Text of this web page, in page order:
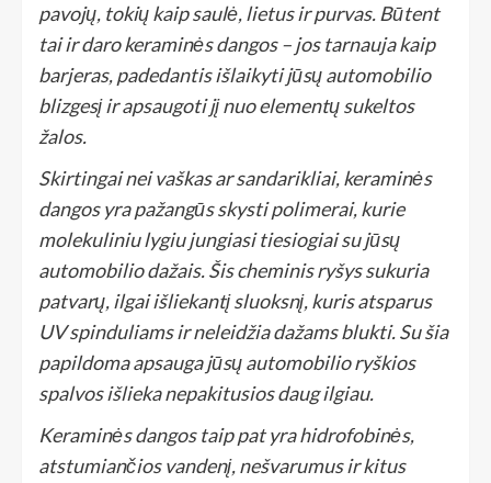
pavojų, tokių kaip saulė, lietus ir purvas. Būtent
tai ir daro keraminės dangos – jos tarnauja kaip
barjeras, padedantis išlaikyti jūsų automobilio
blizgesį ir apsaugoti jį nuo elementų sukeltos
žalos.
Skirtingai nei vaškas ar sandarikliai, keraminės
dangos yra pažangūs skysti polimerai, kurie
molekuliniu lygiu jungiasi tiesiogiai su jūsų
automobilio dažais. Šis cheminis ryšys sukuria
patvarų, ilgai išliekantį sluoksnį, kuris atsparus
UV spinduliams ir neleidžia dažams blukti. Su šia
papildoma apsauga jūsų automobilio ryškios
spalvos išlieka nepakitusios daug ilgiau.
Keraminės dangos taip pat yra hidrofobinės,
atstumiančios vandenį, nešvarumus ir kitus